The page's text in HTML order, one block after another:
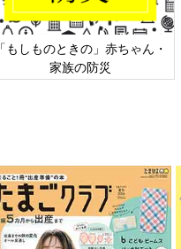
「もしものときの」赤ちゃん・
家族の防災